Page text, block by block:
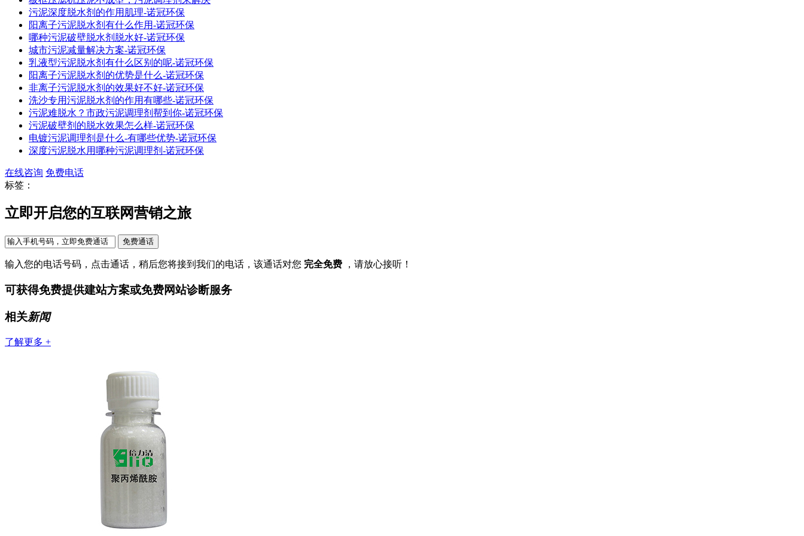
污泥深度脱水剂的作用肌理-诺冠环保
阳离子污泥脱水剂有什么作用-诺冠环保
哪种污泥破壁脱水剂脱水好-诺冠环保
城市污泥减量解决方案-诺冠环保
乳液型污泥脱水剂有什么区别的呢-诺冠环保
阳离子污泥脱水剂的优势是什么-诺冠环保
非离子污泥脱水剂的效果好不好-诺冠环保
洗沙专用污泥脱水剂的作用有哪些-诺冠环保
污泥难脱水？市政污泥调理剂帮到你-诺冠环保
污泥破壁剂的脱水效果怎么样-诺冠环保
电镀污泥调理剂是什么-有哪些优势-诺冠环保
深度污泥脱水用哪种污泥调理剂-诺冠环保
在线咨询 免费电话
标签：
立即开启您的互联网营销之旅
输入您的电话号码，点击通话，稍后您将接到我们的电话，该通话对您 完全免费 ，请放心接听！
可获得免费提供建站方案或免费网站诊断服务
相关新闻
了解更多 +